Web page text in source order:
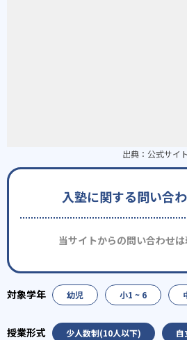
出典： 公式サイト
入塾に関する問い合
当サイトからの問い合わせ
幼児 小1 ~ 6
少人数制(10人以下) 自